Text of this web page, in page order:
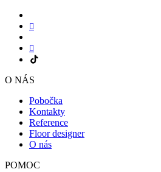
O NÁS
Pobočka
Kontakty
Reference
Floor designer
O nás
POMOC